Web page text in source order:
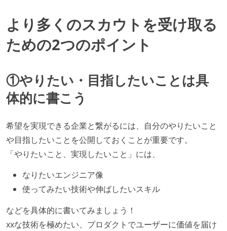
より多くのスカウトを受け取る
ための2つのポイント
①やりたい・目指したいことは具
体的に書こう
希望を実現できる企業と繋がるには、自分のやりたいこと
や目指したいことを公開しておくことが重要です。
「やりたいこと、実現したいこと」には、
なりたいエンジニア像
使ってみたい技術や伸ばしたいスキル
などを具体的に書いてみましょう！
xxな技術を極めたい、プロダクトでユーザーに価値を届け